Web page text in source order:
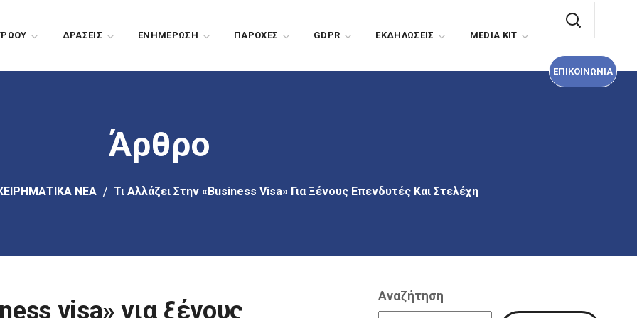
ΔΡΑΣΕΙΣ EΝΗΜΕΡΩΣΗ ΠΑΡΟΧΕΣ GDPR EΚΔΗΛΩΣΕΙΣ MEDIA KIT
ΕΠΙΚΟΙΝΩΝΙΑ
Άρθρο
ΝΕΑ Τι Αλλάζει Στην «business Visa» Για Ξένους Επενδυτές Και Στελέχη
visa» για ξένους
Αναζήτηση